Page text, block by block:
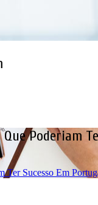
Poderiam
Ter Sucesso Em